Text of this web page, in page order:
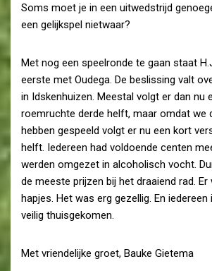
Soms moet je in een uitwedstrijd
een gelijkspel nietwaar?
Met nog een speelronde te gaan staat
eerste met Oudega. De beslissing valt
in Idskenhuizen. Meestal volgt er dan nu
roemruchte derde helft, maar omdat we
hebben gespeeld volgt er nu een kort
helft. Iedereen had voldoende centen
werden omgezet in alcoholisch vocht.
de meeste prijzen bij het draaiend rad. Er
hapjes. Het was erg gezellig. En iedereen
veilig thuisgekomen.
Met vriendelijke groet, Bauke Gietema